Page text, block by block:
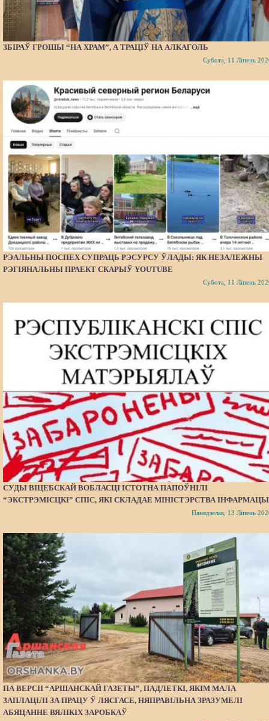
ЗБІРАЎ ГРОШЫ “НА ХРАМ”, А ТРАЦІЎ НА АЛКАГОЛЬ
Субота, 11 Ліпень
РЭАЛЬНЫ ПОСПЕХ СУПРАЦЬ РЭСУРСУ ЎЛАДЫ: ЯК НЕЗАЛЕЖНЫ
РЭГІЯНАЛЬНЫ ПРАЕКТ СКАРЫЎ YOUTUBE
Субота, 11 Ліпень
СУДЫ ВІЦЕБСКАЙ ВОБЛАСЦІ ІСТОТНА ПАПОЎНІЛІ
“ЭКСТРЭМІСЦКІ” СПІС, ЯКІ СКЛАДАЕ МІНІСТЭРСТВА
Панядзелак, 13 Ліпень
ПА ВЕРСІІ “АРШАНСКАЙ ГАЗЕТЫ”, ПАДЛЕТКІ, ЯКІМ МАЛА
ЗАПЛАЦІЛІ ЗА ПРАЦУ Ў ЛЯСГАСЕ, НЯПРАВІЛЬНА ЗРАЗУМЕЛІ
АБЯЦАННЕ ВЯЛІКІХ ЗАРОБКАЎ